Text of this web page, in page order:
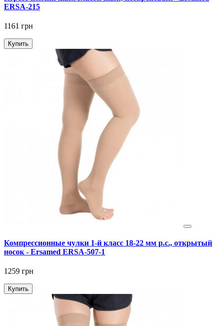
ERSA-215
1161 грн
Купить
Компрессионные чулки 1-й класс 18-22 мм р.с., открытый
носок - Ersamed ERSA-507-1
1259 грн
Купить